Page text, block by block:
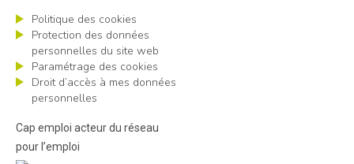
Politique des cookies
Protection des données
personnelles du site web
Paramétrage des cookies
Droit d’accès à mes données
personnelles
Cap emploi acteur du réseau
pour l’emploi